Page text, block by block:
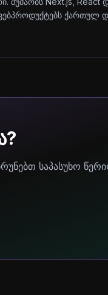
ქართულ
საპასუხო